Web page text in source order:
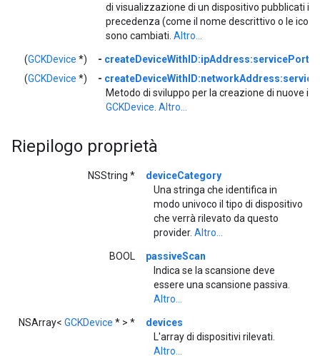
di visualizzazione di un dispositivo pubblicati in
precedenza (come il nome descrittivo o le
sono cambiati. Altro...
(GCKDevice *) - createDeviceWithID:ipAddress:servicePort:
(GCKDevice *) -
Metodo di sviluppo per la creazione di nuove
GCKDevice Altro...
Riepilogo proprietà
NSString *
deviceCategory
Una stringa che identifica in
modo univoco il tipo di dispositivo
che verrà rilevato da questo
provider. Altro...
BOOL
passiveScan
Indica se la scansione deve
essere una scansione passiva.
Altro...
NSArray< GCKDevice * > *
devices
L'array di dispositivi rilevati.
Altro...